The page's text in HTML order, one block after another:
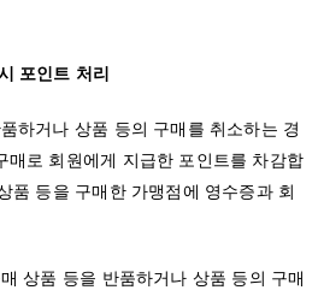
포인트 처리
하거나 상품 등의 구매를 취소하는 경
매로 회원에게 지급한 포인트를 차감합
품 등을 구매한 가맹점에 영수증과 회
상품 등을 반품하거나 상품 등의 구매